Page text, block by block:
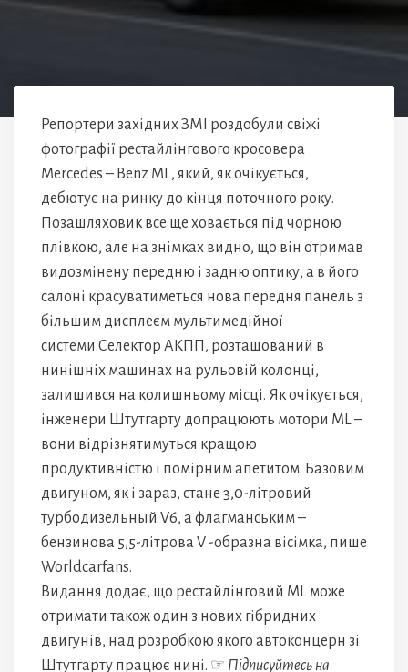
Репортери західних ЗМІ роздобули свіжі
фотографії рестайлінгового кросовера
Mercedes – Benz ML, який, як очікується,
дебютує на ринку до кінця поточного року.
Позашляховик все ще ховається під чорною
плівкою, але на знімках видно, що він отримав
видозмінену передню і задню оптику, а в його
салоні красуватиметься нова передня панель з
більшим дисплеєм мультимедійної
системи.Селектор АКПП, розташований в
нинішніх машинах на рульовій колонці,
залишився на колишньому місці. Як очікується,
інженери Штутгарту допрацюють мотори ML –
вони відрізнятимуться кращою
продуктивністю і помірним апетитом. Базовим
двигуном, як і зараз, стане 3,0-літровий
турбодизельный V6, а флагманським –
бензинова 5,5-літрова V -образна вісімка, пише
Worldcarfans.
Видання додає, що рестайлінговий ML може
отримати також один з нових гібридних
двигунів, над розробкою якого автоконцерн зі
Штутгарту працює нині. ☞ Підписуйтесь на